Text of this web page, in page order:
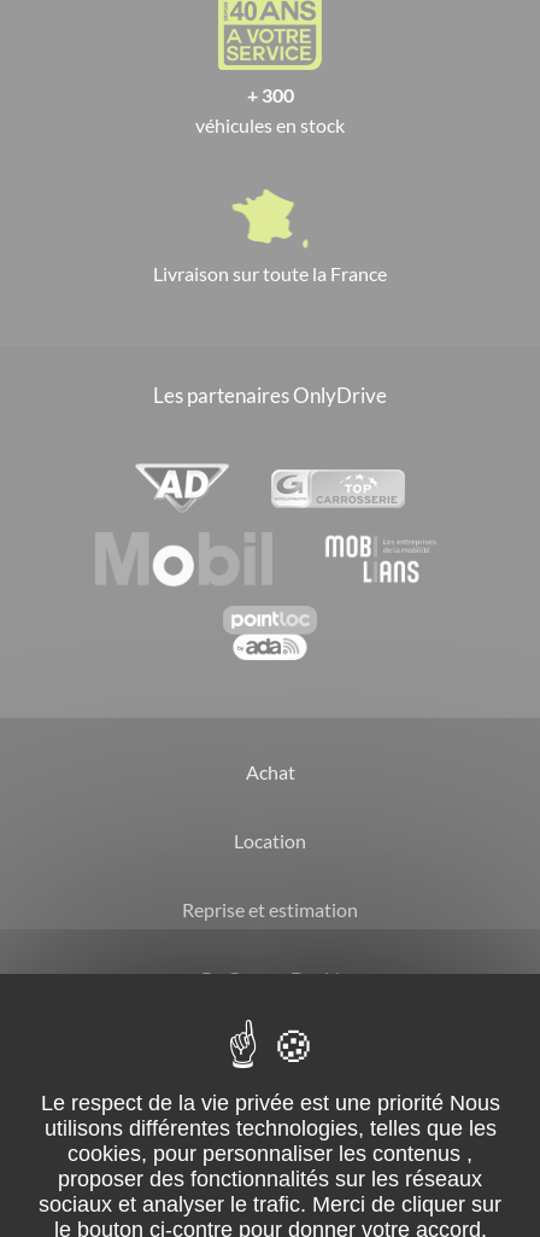
+ 300
véhicules en stock
Livraison sur toute la France
Les partenaires OnlyDrive
Achat
Location
Reprise et estimation
By Garage David
CGV
Mentions légales
Suivez-nous sur facebook